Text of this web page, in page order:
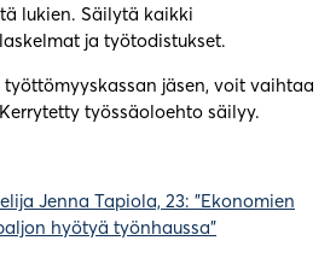
lukien. Säilytä kaikki
ja työtodistukset.
jäsen, voit vaihtaa
työssäoloehto säilyy.
Jenna Tapiola, 23: ”Ekonomien
hyötyä työnhaussa”